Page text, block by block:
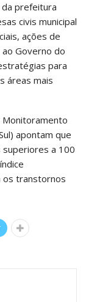
prefeitura
civis municipal
ações de
Governo do
para
áreas mais
Monitoramento
apontam que
superiores a 100
os transtornos